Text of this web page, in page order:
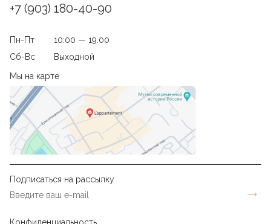
+7 (903) 180-40-90
Пн-Пт
10:00 — 19.00
Сб-Вс
Выходной
Мы на карте
Подписаться на рассылку
Конфиденциальность